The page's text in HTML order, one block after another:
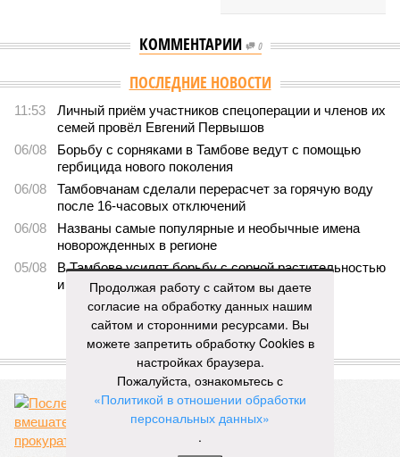
КОММЕНТАРИИ 0
ПОСЛЕДНИЕ НОВОСТИ
11:53
Личный приём участников спецоперации и членов их
семей провёл Евгений Первышов
06/08
Борьбу с сорняками в Тамбове ведут с помощью
гербицида нового поколения
06/08
Тамбовчанам сделали перерасчет за горячую воду
после 16-часовых отключений
06/08
Названы самые популярные и необычные имена
новорожденных в регионе
05/08
В Тамбове усилят борьбу с сорной растительностью
и навалами мусора рядом с контейнерами
ЕЩЕ НОВОСТИ
ЕЩЕ ИЗ РАЗДЕЛА «ОБЩЕСТВО»
Продолжая работу с сайтом вы даете
согласие на обработку данных нашим
сайтом и сторонними ресурсами. Вы
можете запретить обработку Cookies в
настройках браузера.
Пожалуйста, ознакомьтесь с
«Политикой в отношении обработки
персональных данных»
.